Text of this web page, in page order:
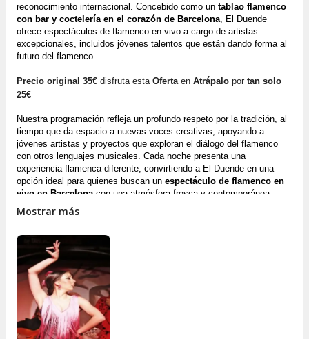
reconocimiento internacional. Concebido como un tablao flamenco
con bar y coctelería en el corazón de Barcelona , El Duende
ofrece espectáculos de flamenco en vivo a cargo de artistas
excepcionales, incluidos jóvenes talentos que están dando forma al
futuro del flamenco.
Precio original 35€ disfruta esta Oferta en Atrápalo por tan solo
25€
Nuestra programación refleja un profundo respeto por la tradición, al
tiempo que da espacio a nuevas voces creativas, apoyando a
jóvenes artistas y proyectos que exploran el diálogo del flamenco
con otros lenguajes musicales. Cada noche presenta una
experiencia flamenca diferente, convirtiendo a El Duende en una
opción ideal para quienes buscan un espectáculo de flamenco en
vivo en Barcelona con una atmósfera fresca y contemporánea.
asistentes de todas las zonas pueden disfrutar de nuestro servicio
de bar y coctelería, con una cuidada selección de bebidas, cócteles
y combinados disponible para su compra directamente en la sala a
través de nuestra carta de bebidas y cócteles.
El escenario de Tablao Flamenco Cordobes
los profesionales más exigentes como uno de los espacios más
destacados en la historia de los tablaos flamencos. Fundado en
Mostrar más